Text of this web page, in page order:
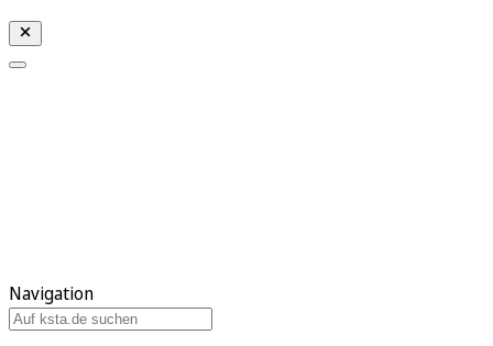
Navigation